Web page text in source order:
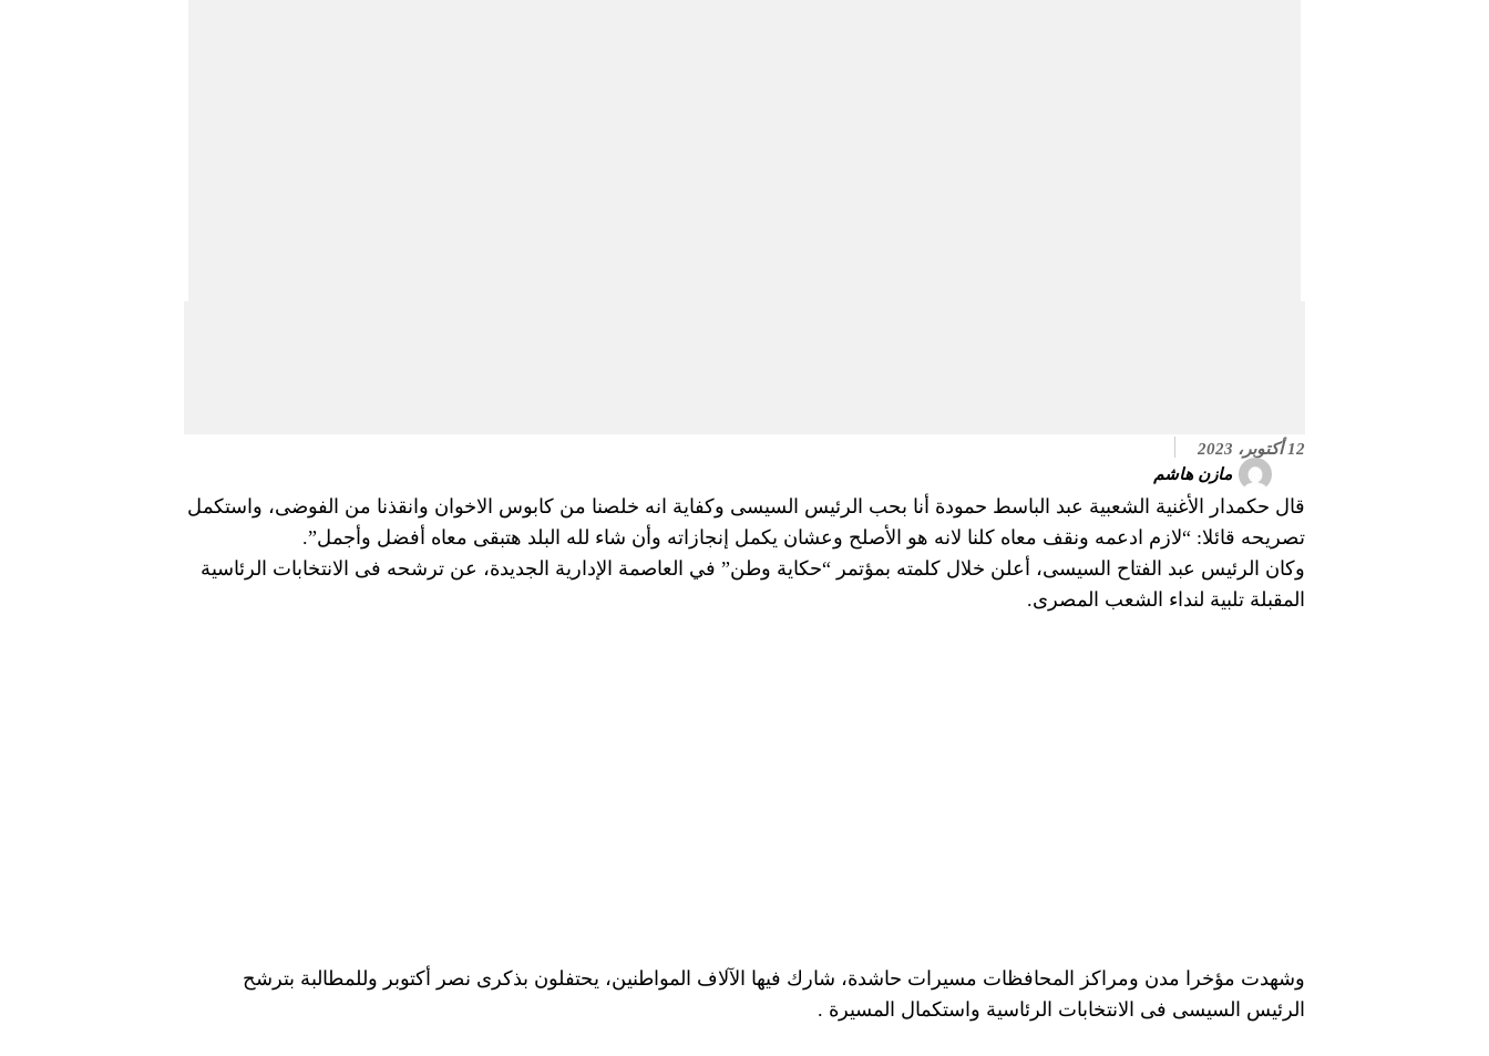
12 أكتوبر، 2023
مازن هاشم
قال حكمدار الأغنية الشعبية عبد الباسط حمودة أنا بحب الرئيس السيسى وكفاية انه خلصنا من كابوس الاخوان وانقذنا من الفوضى، واستكمل
تصريحه قائلا: “لازم ادعمه ونقف معاه كلنا لانه هو الأصلح وعشان يكمل إنجازاته وأن شاء لله البلد هتبقى معاه أفضل وأجمل”.
وكان الرئيس عبد الفتاح السيسى، أعلن خلال كلمته بمؤتمر “حكاية وطن” في العاصمة الإدارية الجديدة، عن ترشحه فى الانتخابات الرئاسية
المقبلة تلبية لنداء الشعب المصرى.
وشهدت مؤخرا مدن ومراكز المحافظات مسيرات حاشدة، شارك فيها الآلاف المواطنين، يحتفلون بذكرى نصر أكتوبر وللمطالبة بترشح
الرئيس السيسى فى الانتخابات الرئاسية واستكمال المسيرة .